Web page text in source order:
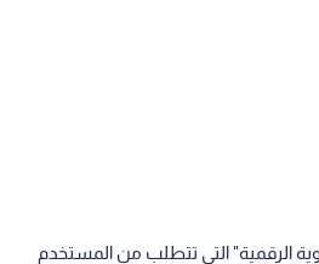
الرقمية" التي تتطلب من المستخدم